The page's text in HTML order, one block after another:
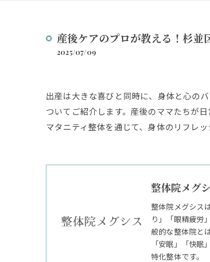
産後ケアのプロが教える！杉並
2025/07/09
出産は大きな喜びと同時に、身体と心の
ついてご紹介します。産後のママたちが
マタニティ整体を通じて、身体のリフレ
整体院メグ
整体院メグシス
り」「眼精疲労
般的な整体院と
「安眠」「快
特化整体です。